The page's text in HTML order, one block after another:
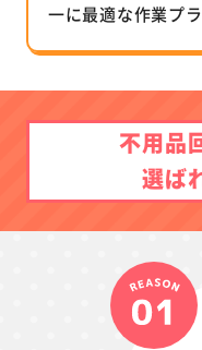
一に最適な作業プ
不用品
選ば